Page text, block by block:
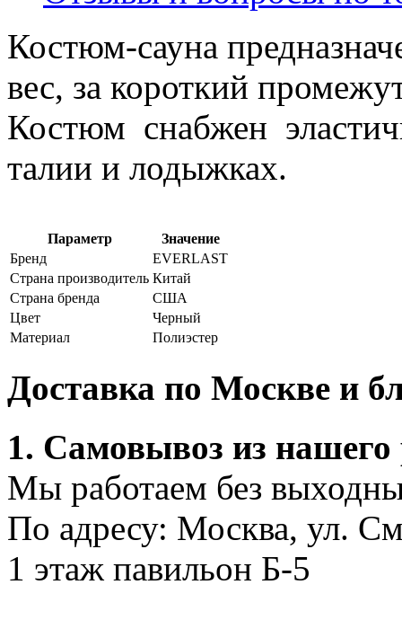
Костюм-сауна
вес, за короткий
Костюм снабжен
талии и лодыжках.
Параметр
Значение
Бренд
EVERLAST
Страна производитель Китай
Страна бренда
США
Цвет
Черный
Материал
Полиэстер
Доставка по Москве и
1. Самовывоз из нашего
Мы работаем без
По адресу: Москва, ул.
1 этаж павильон Б-5